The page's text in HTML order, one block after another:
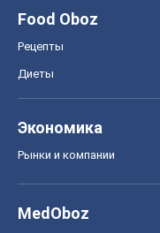
Food Oboz
Рецепты
Диеты
Экономика
Рынки и компании
MedOboz